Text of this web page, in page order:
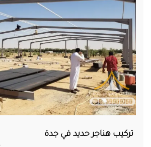
تركيب هناجر حديد في جدة